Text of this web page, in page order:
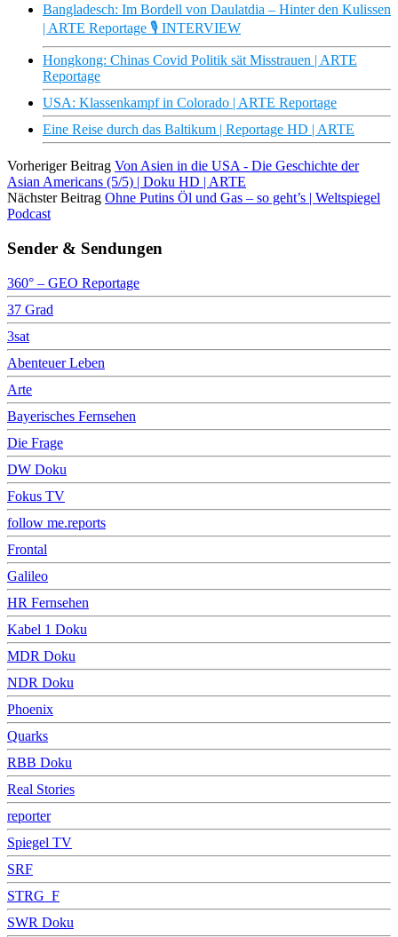
Bangladesch: Im Bordell von Daulatdia – Hinter den Kulissen
| ARTE Reportage 🎙️ INTERVIEW
Hongkong: Chinas Covid Politik sät Misstrauen | ARTE
Reportage
USA: Klassenkampf in Colorado | ARTE Reportage
Eine Reise durch das Baltikum | Reportage HD | ARTE
Vorheriger Beitrag Von Asien in die USA - Die Geschichte der
Asian Americans (5/5) | Doku HD | ARTE
Nächster Beitrag Ohne Putins Öl und Gas – so geht’s | Weltspiegel
Podcast
Sender & Sendungen
360° – GEO Reportage
37 Grad
3sat
Abenteuer Leben
Arte
Bayerisches Fernsehen
Die Frage
DW Doku
Fokus TV
follow me.reports
Frontal
Galileo
HR Fernsehen
Kabel 1 Doku
MDR Doku
NDR Doku
Phoenix
Quarks
RBB Doku
Real Stories
reporter
Spiegel TV
SRF
STRG_F
SWR Doku